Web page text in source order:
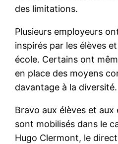
des limitations.
Plusieurs employeurs
inspirés par les élèves
école. Certains ont
en place des moyens
davantage à la diversité.
Bravo aux élèves et aux
sont mobilisés dans le
Hugo Clermont, le